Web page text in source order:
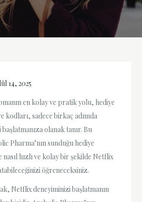
14, 2025
en kolay ve pratik yolu, hediye
kodları, sadece birkaç adımda
olanak tanır. Bu
Pharma’nın sunduğu hediye
nasıl hızlı ve kolay bir şekilde Netflix
öğreneceksiniz.
Netflix deneyiminizi başlatmanın